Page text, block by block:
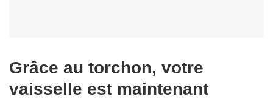
Grâce au torchon, votre
vaisselle est maintenant